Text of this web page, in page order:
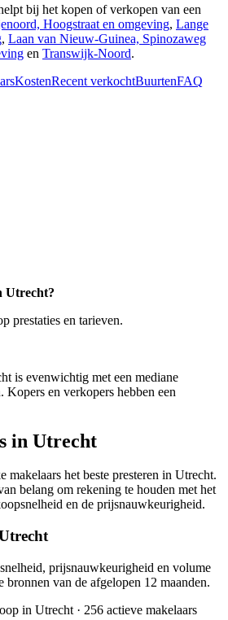
bij het kopen of verkopen van een
Hoogstraat en omgeving, Lange
, Laan van Nieuw-Guinea, Spinozaweg
en Transwijk-Noord.
KostenRecent verkochtBuurtenFAQ
Utrecht?
prestaties en tarieven.
is evenwichtig met een mediane
en verkopers hebben een
in Utrecht
makelaars het beste presteren in Utrecht.
belang om rekening te houden met het
en de prijsnauwkeurigheid.
prijsnauwkeurigheid en volume
van de afgelopen 12 maanden.
in Utrecht · 256 actieve makelaars